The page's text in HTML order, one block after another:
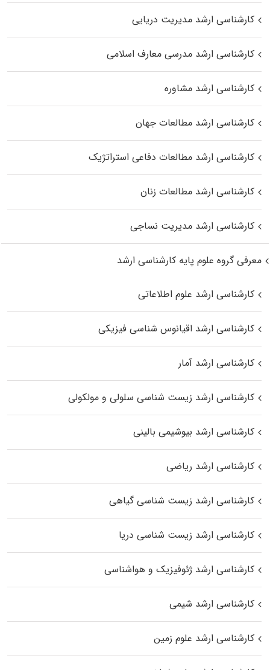
کارشناسی ارشد مدیریت دریایی
کارشناسی ارشد مدرسی معارف اسلامی
کارشناسی ارشد مشاوره
کارشناسی ارشد مطالعات جهان
کارشناسی ارشد مطالعات دفاعی استراتژیک
کارشناسی ارشد مطالعات زنان
کارشناسی ارشد مدیریت نساجی
معرفی گروه علوم پایه کارشناسی ارشد
کارشناسی ارشد علوم اطلاعاتی
کارشناسی ارشد اقیانوس‌ شناسی فیزیکی
کارشناسی ارشد آمار
کارشناسی ارشد زیست شناسی سلولی و مولکولی
کارشناسی ارشد بیوشیمی بالینی
کارشناسی ارشد ریاضی
کارشناسی ارشد زیست‌ شناسی گیاهی
کارشناسی ارشد زیست‌ شناسی دریا
کارشناسی ارشد ژئوفیزیک و هواشناسی
کارشناسی ارشد شیمی
کارشناسی ارشد علوم زمین